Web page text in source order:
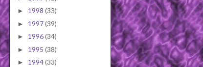
► 1998 (33)
► 1997(39)
► 1996(34)
► 1995 (38)
► 1994(33)